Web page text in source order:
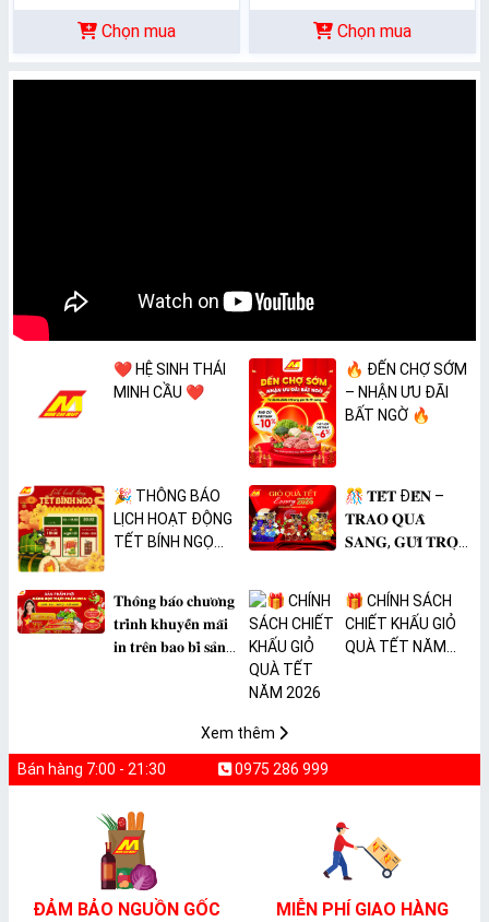
Chọn mua Chọn mua
❤️ HỆ SINH THÁI
MINH CẦU ❤️
🔥 ĐẾN CHỢ SỚM
– NHẬN ƯU ĐÃI
BẤT NGỜ 🔥
🎉 THÔNG BÁO
LỊCH HOẠT ĐỘNG
TẾT BÍNH NGỌ
🎊 𝐓𝐄̂́𝐓 Đ𝐄̂́𝐍 –
𝐓𝐑𝐀𝐎 𝐐𝐔𝐀̀
𝐒𝐀𝐍𝐆, 𝐆𝐔̛̉𝐈 𝐓𝐑𝐎̣𝐍
𝐓𝐡𝐨̂𝐧𝐠 𝐛𝐚́𝐨 𝐜𝐡𝐮̛𝐨̛𝐧𝐠
𝐭𝐫𝐢̀𝐧𝐡 𝐤𝐡𝐮𝐲𝐞̂́𝐧 𝐦𝐚̃𝐢
𝐢𝐧 𝐭𝐫𝐞̂𝐧 𝐛𝐚𝐨 𝐛𝐢̀ 𝐬𝐚̉𝐧
🎁 CHÍNH SÁCH
CHIẾT KHẤU GIỎ
QUÀ TẾT NĂM
Xem thêm
Bán hàng 7:00 - 21:30 0975 286 999
ĐẢM BẢO NGUỒN GỐC MIỄN PHÍ GIAO HÀNG